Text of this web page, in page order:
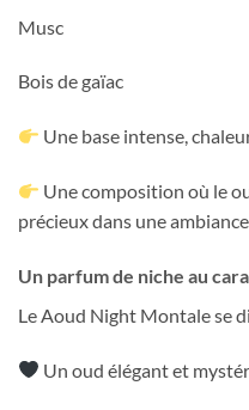
Musc
Bois de gaïac
Une base intense,
Une composition où le
précieux dans une
Un parfum de niche au
Le Aoud Night Montale se
Un oud élégant et